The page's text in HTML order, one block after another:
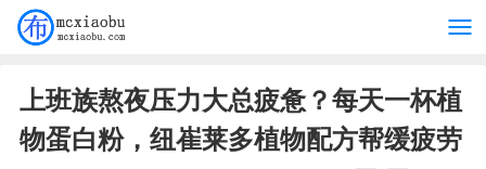
上班族熬夜压力大总疲惫？每天一杯植
物蛋白粉，纽崔莱多植物配方帮缓疲劳